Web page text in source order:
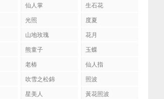
仙人掌
生石花
光照
度夏
山地玫瑰
花月
熊童子
玉蝶
老樁
仙人指
吹雪之松錦
照波
星美人
黃花照波